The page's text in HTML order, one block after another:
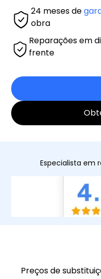
24 meses de
obra
Reparações em
frente
Especialista em
Preços de